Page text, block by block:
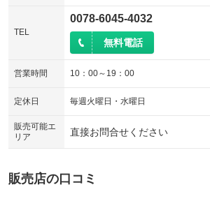
TEL
0078-6045-4032
無料電話
営業時間 10：00～19：00
定休日 毎週火曜日・水曜日
販売可能エ
リア
直接お問合せください
販売店の口コミ